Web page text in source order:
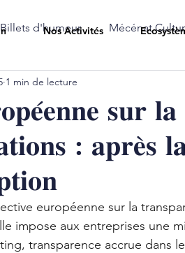
Nos Activités
Billets d'humeur Mécénat
𝐬𝐮𝐫
: 𝐚𝐩𝐫𝐞̀𝐬
1 min de lecture
européenne sur la
impose aux entreprises une
transparence accrue dans